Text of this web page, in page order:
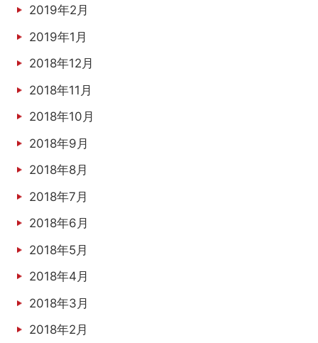
2019年2月
2019年1月
2018年12月
2018年11月
2018年10月
2018年9月
2018年8月
2018年7月
2018年6月
2018年5月
2018年4月
2018年3月
2018年2月